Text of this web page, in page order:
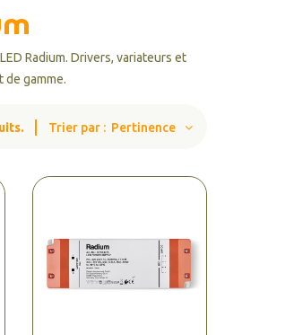
Radium. Drivers, variateurs et
gamme.
Trier par : Pertinence